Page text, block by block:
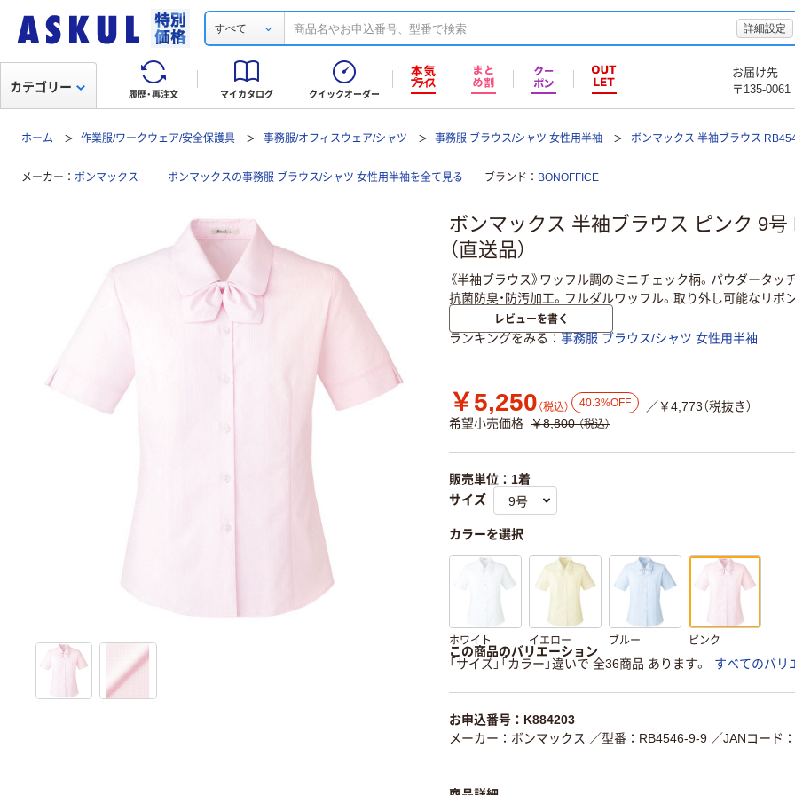
すべて 詳細設定
履歴・再注文 マイカタログ クイックオーダー
お届け先
〒135-0061
カテゴリー
ホーム 作業服/ワークウェア/安全保護具 事務服/オフィスウェア/シャツ 事務服 ブラウス/シャツ 女性用半袖 ボンマックス 半袖ブラウス
メーカー ボンマックス ボンマックスの事務服 ブラウス/シャツ 女性用半袖を全て見る ブランド BONOFFICE
ボンマックス 半袖ブラウス ピンク 9号
（直送品）
《半袖ブラウス》ワッフル調のミニチェック柄。パウダータッ
抗菌防臭・防汚加工。フルダルワッフル。取り外し可能なリボ
レビューを書く
ランキングをみる 事務服 ブラウス/シャツ 女性用半袖
￥5,250 （税込） 40.3%OFF
／￥4,773（税抜き）
希望小売価格 ￥8,800 （税込）
販売単位：1着
サイズ
カラーを選択
ホワイト イエロー ブルー ピンク
この商品のバリエーション
「サイズ」「カラー」違いで 全36商品 あります。
すべてのバリ
お申込番号：K884203
メーカー：ボンマックス ／型番：RB4546-9-9 ／JANコード